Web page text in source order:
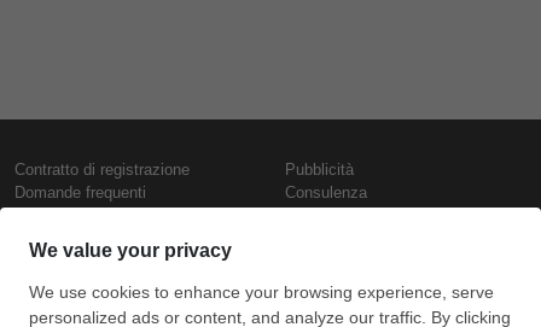
Contratto di registrazione
Domande frequenti
Contattaci
Termini di utilizzo
Pubblicità
Consulenza